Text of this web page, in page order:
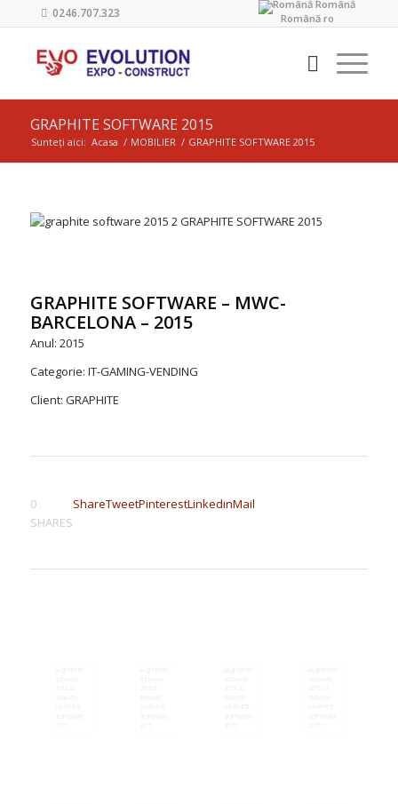
Română
Română ro
0246.707.323
GRAPHITE SOFTWARE 2015
Sunteți aici: Acasa / MOBILIER / GRAPHITE SOFTWARE 2015
GRAPHITE SOFTWARE – MWC-
BARCELONA – 2015
Anul: 2015
Categorie: IT-GAMING-VENDING
Client: GRAPHITE
0
SHARES
ShareTweetPinterestLinkedinMail